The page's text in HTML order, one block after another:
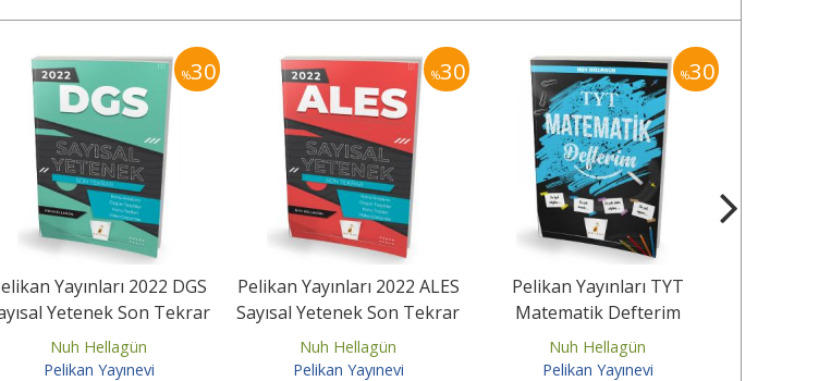
%30
Yayınları 2022 DGS
Yetenek Son Tekrar
Konu Anlatımı
Nuh Hellagün
Pelikan Yayınevi
%30
Pelikan Yayınları 2022 ALES
Sayısal Yetenek Son Tekrar
Konu Anlatımı
Nuh Hellagün
Pelikan Yayınevi
%30
Pelikan Yayınları TYT
Matematik Defterim
Nuh Hellagün
Pelikan Yayınevi